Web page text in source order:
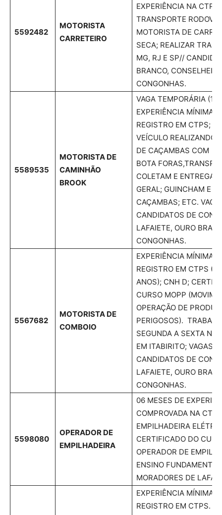
5592482
MOTORISTA
CARRETEIRO
EXPERIÊNCIA NA CTPS
TRANSPORTE
MOTORISTA DE
SECA; REALIZAR
MG, RJ E SP//
BRANCO,
CONGONHAS.
5589535
MOTORISTA DE
CAMINHÃO
BROOK
VAGA TEMPORÁRIA
EXPERIÊNCIA MÍNIMA
REGISTRO EM CTPS;
VEÍCULO REALIZANDO
DE CAÇAMBAS COM
BOTA
COLETAM E
GERAL; GUINCHAM E
CAÇAMBAS; ETC.
CANDIDATOS DE
LAFAIETE, OURO
CONGONHAS.
5567682
MOTORISTA DE
COMBOIO
EXPERIÊNCIA MÍNIMA
REGISTRO EM CTPS (
ANOS); CNH D;
CURSO MOPP
OPERAÇÃO DE
PERIGOSOS).
SEGUNDA A SEXTA NA
EM ITABIRITO; VAGAS
CANDIDATOS DE
LAFAIETE, OURO
CONGONHAS.
5598080
OPERADOR DE
EMPILHADEIRA
06 MESES DE
COMPROVADA NA
EMPILHADEIRA
CERTIFICADO DO
OPERADOR DE
ENSINO
MORADORES DE
EXPERIÊNCIA MÍNIMA
REGISTRO EM CTPS.